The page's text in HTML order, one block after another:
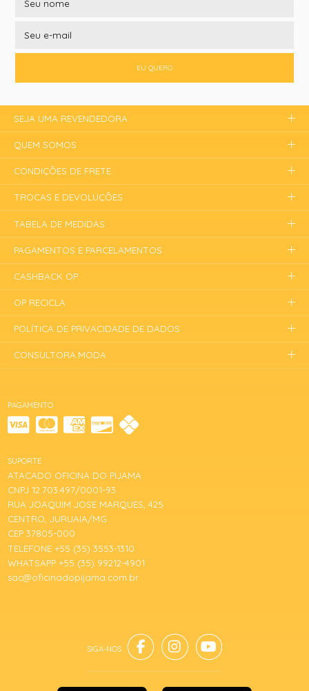
EU QUERO
PAGAMENTO
SUPORTE
ATACADO OFICINA DO PIJAMA
CNPJ 12.703.497/0001-93
RUA JOAQUIM JOSE MARQUES, 425
CENTRO, JURUAIA/MG
CEP 37805-000
TELEFONE +55 (35) 3553-1310
WHATSAPP +55 (35) 99212-4901
sac@oficinadopijama.com.br
SEJA UMA REVENDEDORA
QUEM SOMOS
CONDIÇÕES DE FRETE
TROCAS E DEVOLUÇÕES
TABELA DE MEDIDAS
PAGAMENTOS E PARCELAMENTOS
CASHBACK OP
OP RECICLA
POLÍTICA DE PRIVACIDADE DE DADOS
CONSULTORA.MODA